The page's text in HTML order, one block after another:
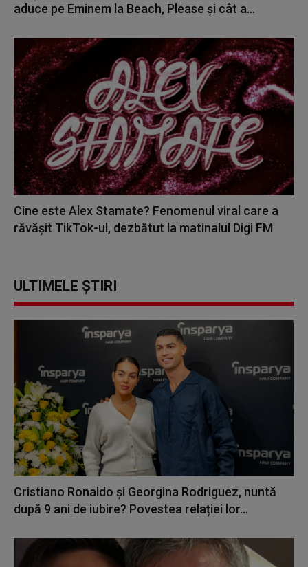
aduce pe Eminem la Beach, Please și cât a...
Cine este Alex Stamate? Fenomenul viral care a
răvășit TikTok-ul, dezbătut la matinalul Digi FM
ULTIMELE ȘTIRI
Cristiano Ronaldo și Georgina Rodriguez, nuntă
după 9 ani de iubire? Povestea relației lor...